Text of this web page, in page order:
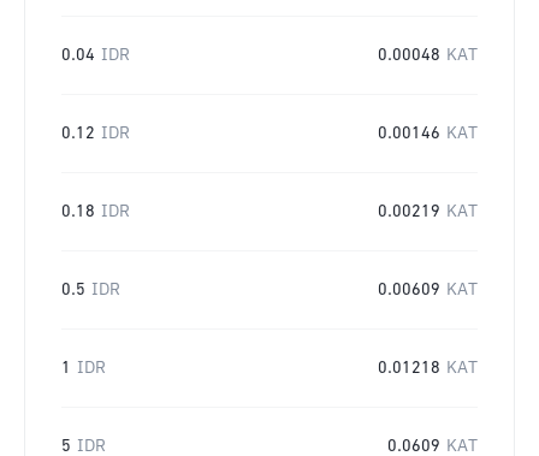
0.04 IDR 0.00048 KAT
0.12 IDR 0.00146 KAT
0.18 IDR 0.00219 KAT
0.5 IDR 0.00609 KAT
1 IDR 0.01218 KAT
5 IDR 0.0609 KAT